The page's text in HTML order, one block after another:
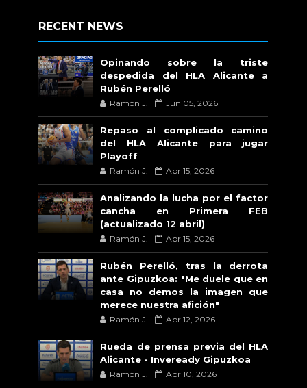
RECENT NEWS
Opinando sobre la triste
despedida del HLA Alicante a
Rubén Perelló
Ramón J. Jun 05, 2026
Repaso al complicado camino
del HLA Alicante para jugar
Playoff
Ramón J. Apr 15, 2026
Analizando la lucha por el factor
cancha en Primera FEB
(actualizado 12 abril)
Ramón J. Apr 15, 2026
Rubén Perelló, tras la derrota
ante Gipuzkoa: "Me duele que en
casa no demos la imagen que
merece nuestra afición"
Ramón J. Apr 12, 2026
Rueda de prensa previa del HLA
Alicante - Inveready Gipuzkoa
Ramón J. Apr 10, 2026